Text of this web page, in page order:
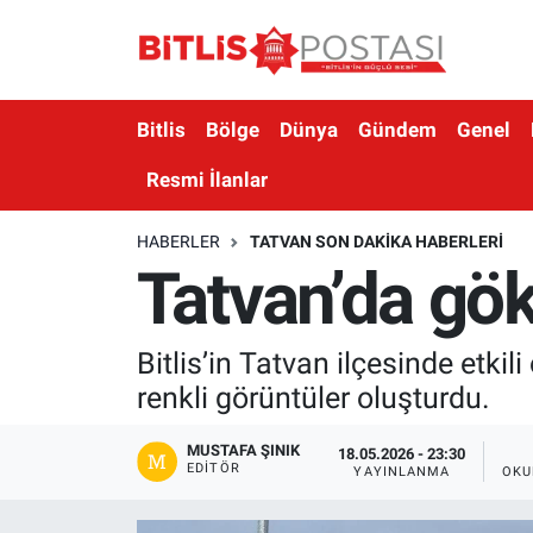
Bitlis Bölge Dünya Gündem Genel
Resmi İlanlar
HABERLER TATVAN SON DAKIKA HABERLERI
Tatvan’da
Bitlis’in Tatvan ilçesinde etkili
renkli görüntüler oluşturdu.
MUSTAFA ŞINIK
EDITÖR
18.05.2026 - 23:30
YAYINLANMA
Bölge
Ekonomi
Bitlis Trafik Yoğunluk Haritası
Süper Lig Puan Durumu ve Fikstür
Son Dakika Haberleri
Haber Arşivi